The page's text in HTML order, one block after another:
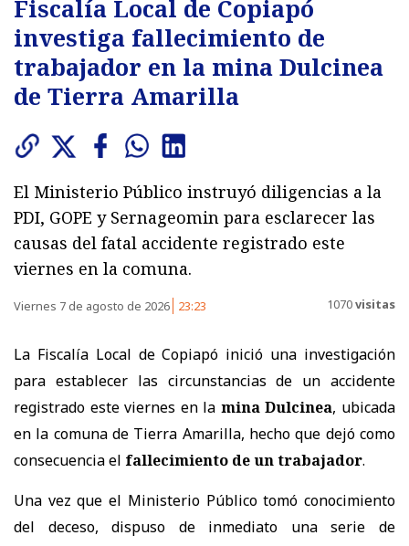
Fiscalía Local de Copiapó
investiga fallecimiento de
trabajador en la mina Dulcinea
de Tierra Amarilla
El Ministerio Público instruyó diligencias a la
PDI, GOPE y Sernageomin para esclarecer las
causas del fatal accidente registrado este
viernes en la comuna.
Viernes 7 de agosto de 2026 23:23 1070visitas
La Fiscalía Local de Copiapó inició una investigación
para establecer las circunstancias de un accidente
registrado este viernes en la mina Dulcinea, ubicada
en la comuna de Tierra Amarilla, hecho que dejó como
consecuencia el fallecimiento de un trabajador.
Una vez que el Ministerio Público tomó conocimiento
del deceso, dispuso de inmediato una serie de